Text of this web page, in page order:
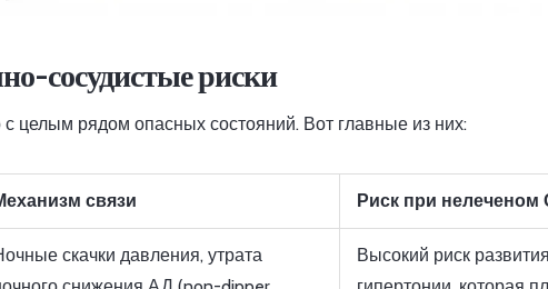
сосудистые риски
целым рядом опасных состояний. Вот главные из них:
связи Риск при
скачки давления, утрата
Высокий риск